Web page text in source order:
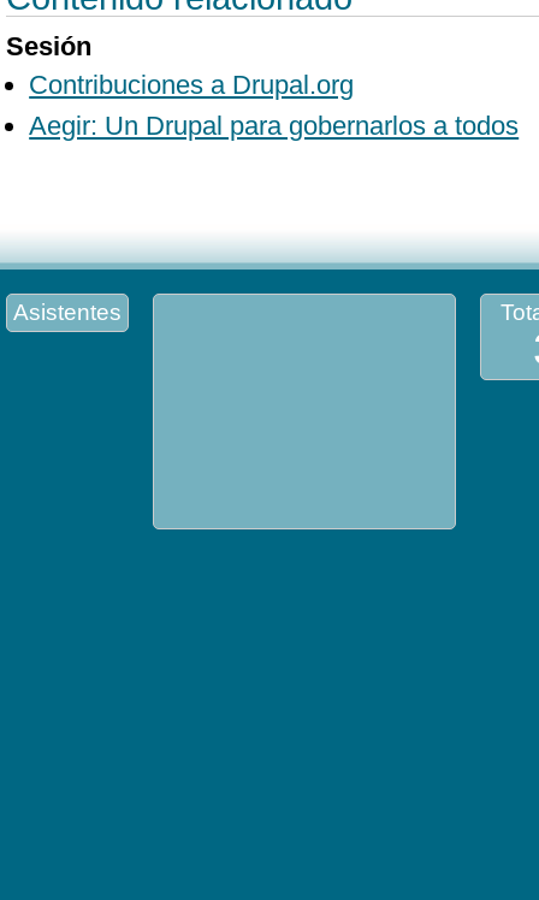
Sesión
Contribuciones a Drupal.org
Aegir: Un Drupal para gobernarlos a todos
Asistentes